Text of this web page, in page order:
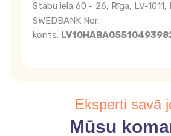
Stabu iela 60 - 26, Rīga, LV-1011,
SWEDBANK Nor.
konts:
Eksperti savā
Mūsu